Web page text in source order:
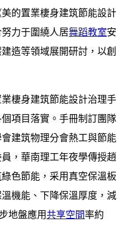
的置業棲身建筑節能設計
力于圍繞人居舞蹈教室安
造等領域展開研討，以創
棲身建筑節能設計治理手
項目落實。手冊制訂團隊
建筑物理分會熱工與節能
，華南理工年夜學傳授趙
色節能，采用真空保溫板
機能、下降保溫厚度，減
地盤應用共享空間率約